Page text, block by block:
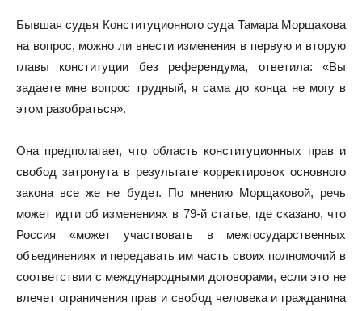
Бывшая судья Конституционного суда Тамара Морщакова
на вопрос, можно ли внести изменения в первую и вторую
главы конституции без референдума, ответила: «Вы
задаете мне вопрос трудный, я сама до конца не могу в
этом разобраться».
Она предполагает, что область конституционных прав и
свобод затронута в результате корректировок основного
закона все же не будет. По мнению Морщаковой, речь
может идти об изменениях в 79-й статье, где сказано, что
Россия «может участвовать в межгосударственных
объединениях и передавать им часть своих полномочий в
соответствии с международными договорами, если это не
влечет ограничения прав и свобод человека и гражданина